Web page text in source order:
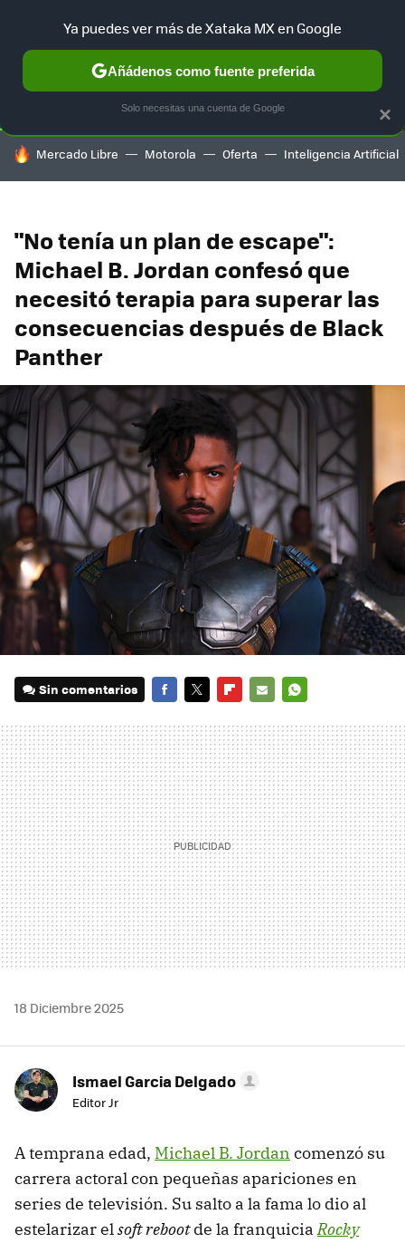
SELECCIÓN GAMING HOME AUTO TERRITORIO
HOY SE HABLA DE
Mercado Libre Motorola Oferta Inteligencia Artificial
"No tenía un plan de escape":
Michael B. Jordan confesó que
necesitó terapia para superar las
consecuencias después de Black
Panther
Sin comentarios
MAIL
18 Diciembre 2025
Ismael Garcia Delgado
Editor Jr
A temprana edad, Michael B. Jordan comenzó su
carrera actoral con pequeñas apariciones en
series de televisión. Su salto a la fama lo dio al
estelarizar elsoft rebootde la franquiciaRocky
×
Ya puedes ver más de Xataka MX en Google
Añádenos como fuente preferida
Solo necesitas una cuenta de Google